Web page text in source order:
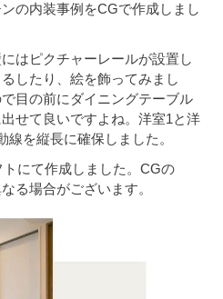
の内装事例をCGで作成しまし
はピクチャーレールが設置し
したり、絵を飾ってみまし
目の前にダイニングテーブル
せて良いですよね。洋室1と洋
を縦長に確保しました。
にて作成しました。CGの
る場合がございます。